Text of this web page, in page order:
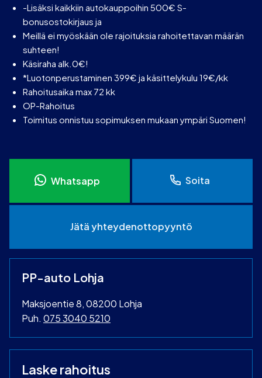
-Lisäksi kaikkiin autokauppoihin 500€ S-
bonusostokirjaus ja
Meillä ei myöskään ole rajoituksia rahoitettavan määrän
suhteen!
Käsiraha alk.0€!
*Luotonperustaminen 399€ ja käsittelykulu 19€/kk
Rahoitusaika max 72 kk
OP-Rahoitus
Toimitus onnistuu sopimuksen mukaan ympäri Suomen!
Whatsapp Soita
Jätä yhteydenottopyyntö
PP-auto Lohja
Maksjoentie 8, 08200 Lohja
Puh. 075 3040 5210
Laske rahoitus